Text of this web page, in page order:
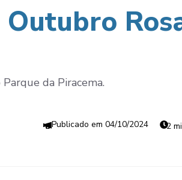
da Piracema.
04/10/2024 2